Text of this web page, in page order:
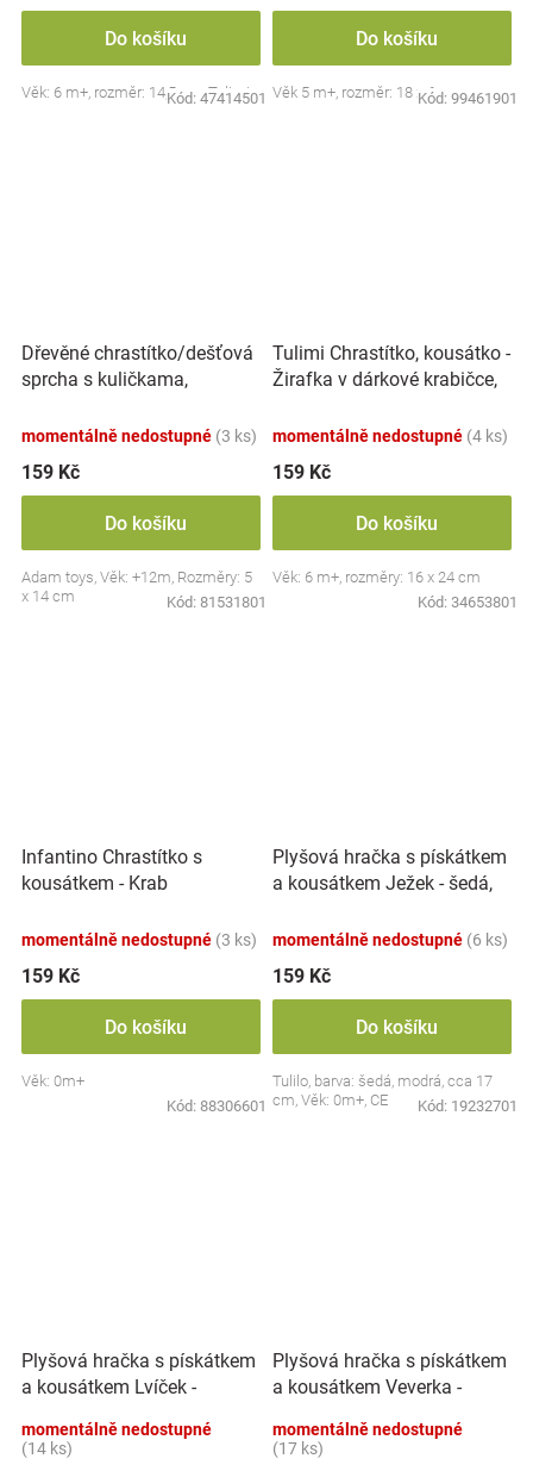
Do košíku
Věk: 6 m+, rozměr: 14,5 cm, Tulimi
Kód: 47414501
Do košíku
Věk 5 m+, rozměr: 18 x 6 cm
Kód: 99461901
Dřevěné chrastítko/dešťová
sprcha s kuličkama,
momentálně nedostupné (3 ks)
159 Kč
Do košíku
Adam toys, Věk: +12m, Rozměry: 5
x 14 cm
Kód: 81531801
Tulimi Chrastítko, kousátko -
Žirafka v dárkové krabičce,
momentálně nedostupné (4 ks)
159 Kč
Do košíku
Věk: 6 m+, rozměry: 16 x 24 cm
Kód: 34653801
Infantino Chrastítko s
kousátkem - Krab
momentálně nedostupné (3 ks)
159 Kč
Do košíku
Věk: 0m+
Kód: 88306601
Plyšová hračka s pískátkem
a kousátkem Ježek - šedá,
momentálně nedostupné (6 ks)
159 Kč
Do košíku
Tulilo, barva: šedá, modrá, cca 17
cm, Věk: 0m+, CE
Kód: 19232701
Plyšová hračka s pískátkem
a kousátkem Lvíček -
momentálně nedostupné
(14 ks)
Plyšová hračka s pískátkem
a kousátkem Veverka -
momentálně nedostupné
(17 ks)